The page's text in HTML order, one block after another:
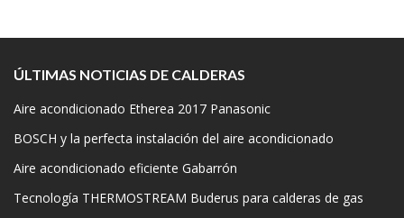
ÚLTIMAS NOTICIAS DE CALDERAS
Aire acondicionado Etherea 2017 Panasonic
BOSCH y la perfecta instalación del aire acondicionado
Aire acondicionado eficiente Gabarrón
Tecnología THERMOSTREAM Buderus para calderas de gas